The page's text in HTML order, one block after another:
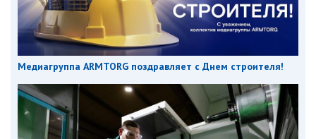
Медиагруппа ARMTORG поздравляет с Днем строителя!